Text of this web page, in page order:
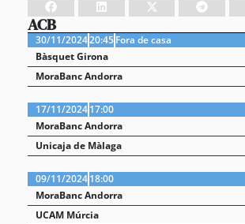
ACB
30/11/202420:45Fora de casa
Bàsquet Girona
MoraBanc Andorra
17/11/202417:00
MoraBanc Andorra
Unicaja de Màlaga
09/11/202418:00
MoraBanc Andorra
UCAM Múrcia